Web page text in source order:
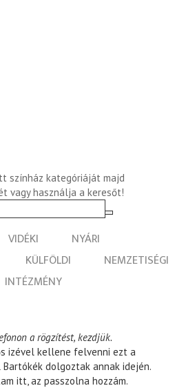
színház kategóriáját majd
vagy használja a keresőt!
VIDÉKI
NYÁRI
KÜLFÖLDI
NEMZETISÉGI
INTÉZMÉNY
a rögzítést, kezdjük.
izével kellene felvenni ezt a
dolgoztak annak idején.
itt, az passzolna hozzám.